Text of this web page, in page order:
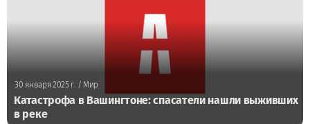
30 января 2025 г./ Мир
Катастрофа в Вашингтоне: спасатели нашли выживших
в реке